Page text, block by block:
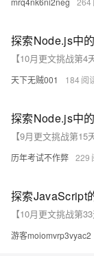
探索Node.js中
天下无贼001 184
探索Node.js中
历年考试不作弊 229
探索JavaScript
游客moiomvrp3vyac2